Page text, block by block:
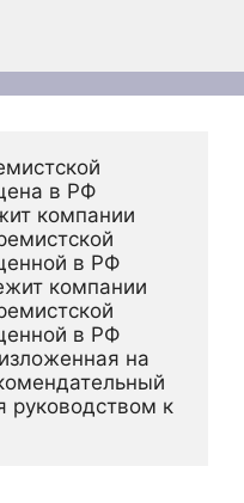
в РФ
компании
в РФ
компании
в РФ
на
руководством к